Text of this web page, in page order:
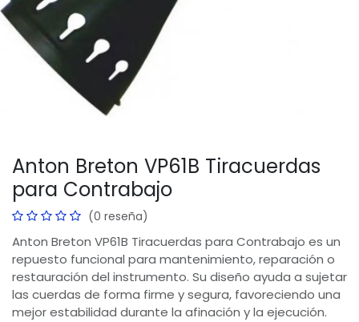
Anton Breton VP61B Tiracuerdas
para Contrabajo
(0 reseña)
Anton Breton VP61B Tiracuerdas para Contrabajo es un
repuesto funcional para mantenimiento, reparación o
restauración del instrumento. Su diseño ayuda a sujetar
las cuerdas de forma firme y segura, favoreciendo una
mejor estabilidad durante la afinación y la ejecución.